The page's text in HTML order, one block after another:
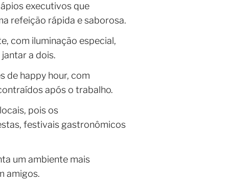
executivos que
refeição rápida e saborosa.
com iluminação especial,
a dois.
de happy hour, com
após o trabalho.
pois os
festivais gastronômicos
um ambiente mais
amigos.